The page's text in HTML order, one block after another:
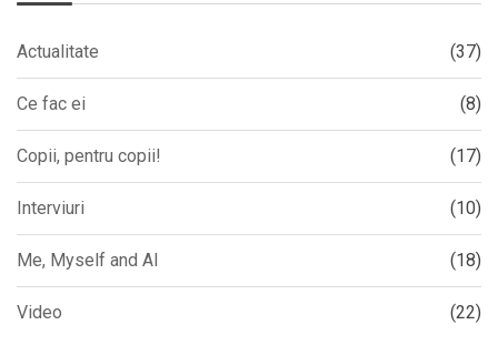
Actualitate (37)
Ce fac ei (8)
Copii, pentru copii! (17)
Interviuri (10)
Me, Myself and AI (18)
Video (22)